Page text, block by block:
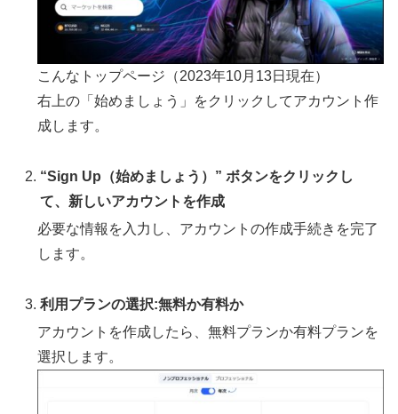
こんなトップページ（2023年10月13日現在）
右上の「始めましょう」をクリックしてアカウント作
成します。
“Sign Up（始めましょう）” ボタンをクリックし
て、新しいアカウントを作成
必要な情報を入力し、アカウントの作成手続きを完了
します。
利用プランの選択:無料か有料か
アカウントを作成したら、無料プランか有料プランを
選択します。